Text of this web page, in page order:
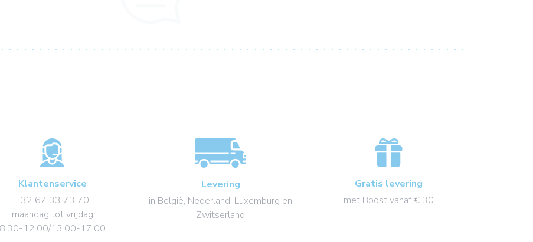
Klantenservice
+32 67 33 73 70
maandag tot vrijdag
8:30-12:00/13:00-17:00
Levering
in België, Nederland, Luxemburg en
Zwitserland
Gratis levering
met Bpost vanaf € 30